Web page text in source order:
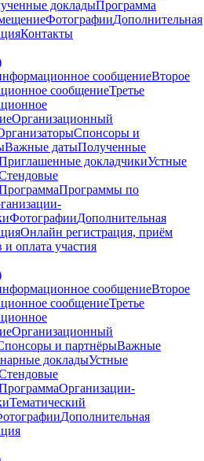
докладыПрограмма
ФотографииДополнительная
Контакты
сообщениеВторое
сообщениеТретье
Организационный
Спонсоры и
Важные датыПолученные
докладчикиУстные
Программы по
ФотографииДополнительная
Онлайн регистрация, приём
и оплата участия
сообщениеВторое
сообщениеТретье
Организационный
и партнёрыВажные
докладыУстные
Организации-
Тематический
Дополнительная